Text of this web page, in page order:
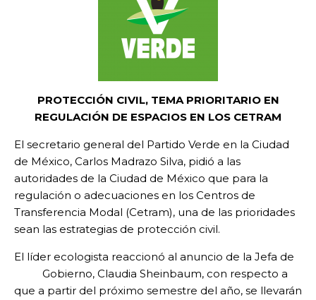
PROTECCIÓN CIVIL, TEMA PRIORITARIO EN
REGULACIÓN DE ESPACIOS EN LOS CETRAM
El secretario general del Partido Verde en la Ciudad
de México, Carlos Madrazo Silva, pidió a las
autoridades de la Ciudad de México que para la
regulación o adecuaciones en los Centros de
Transferencia Modal (Cetram), una de las prioridades
sean las estrategias de protección civil.
El líder ecologista reaccionó al anuncio de la Jefa de
Gobierno, Claudia Sheinbaum, con respecto a
que a partir del próximo semestre del año, se llevarán